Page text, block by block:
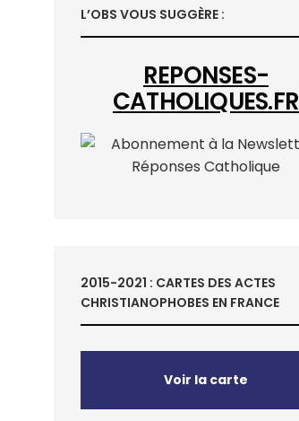
L’OBS VOUS SUGGÈRE :
REPONSES-
CATHOLIQUES.FR
2015-2021 : CARTES DES ACTES
CHRISTIANOPHOBES EN FRANCE
Voir la carte